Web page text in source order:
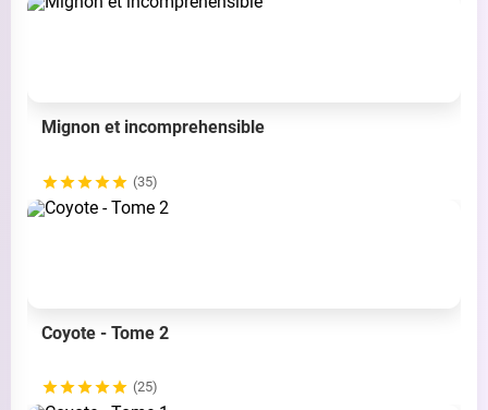
Mignon et incomprehensible
(35)
Coyote - Tome 2
(25)